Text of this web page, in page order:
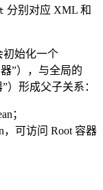
分别对应 XML 和
初始化一个
器”），与全局的
”）形成父子关系：
；
，可访问 Root 容器